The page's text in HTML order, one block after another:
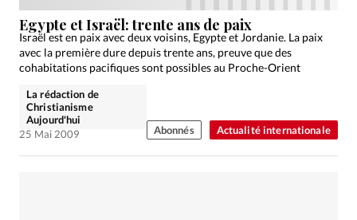
Actualité internationale
Egypte et Israël: trente ans de paix
Israël est en paix avec deux voisins, Egypte et Jordanie. La paix
avec la première dure depuis trente ans, preuve que des
cohabitations pacifiques sont possibles au Proche-Orient
La rédaction de
Christianisme
Aujourd'hui
25 Mai 2009
Abonnés